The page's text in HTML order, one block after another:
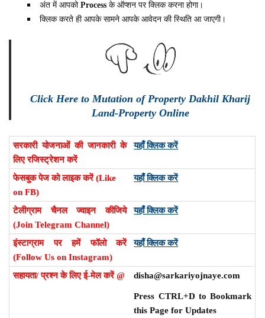
अंत में आपकोProcessके ऑप्शन पर क्लिक करना होगा।
क्लिक करते ही आपके सामने आपके आवेदन की स्थिति आ जाएगी।
Click Here to Mutation of Property Dakhil Kharij
Land-Property Online
सरकारी योजनाओं की जानकारी के
लिए रजिस्ट्रेशन करें
यहाँ क्लिक करें
फेसबुक पेज को लाइक करें (Like
on FB)
यहाँ क्लिक करें
टेलीग्राम चैनल ज्वाइन कीजिये
(Join Telegram Channel)
यहाँ क्लिक करें
इंस्टाग्राम पर हमें फॉलो करें
(Follow Us on Instagram)
यहाँ क्लिक करें
सहायता/ प्रश्न के लिए ई-मेल करें @ disha@sarkariyojnaye.com
Press CTRL+D to Bookmark
this Page for Updates